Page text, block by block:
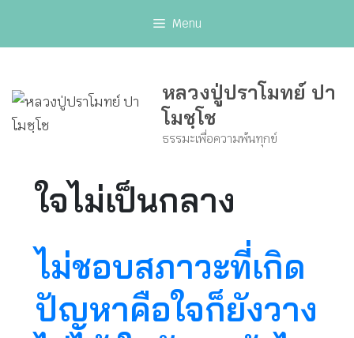
Menu
หลวงปู่ปราโมทย์ ปา
โมชฺโช
ธรรมะเพื่อความพ้นทุกข์
ใจไม่เป็นกลาง
ไม่ชอบสภาวะที่เกิด
ปัญหาคือใจก็ยังวาง